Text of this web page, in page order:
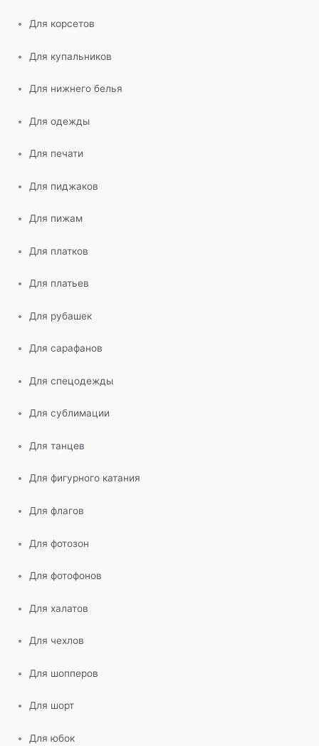
Для корсетов
Для купальников
Для нижнего белья
Для одежды
Для печати
Для пиджаков
Для пижам
Для платков
Для платьев
Для рубашек
Для сарафанов
Для спецодежды
Для сублимации
Для танцев
Для фигурного катания
Для флагов
Для фотозон
Для фотофонов
Для халатов
Для чехлов
Для шопперов
Для шорт
Для юбок